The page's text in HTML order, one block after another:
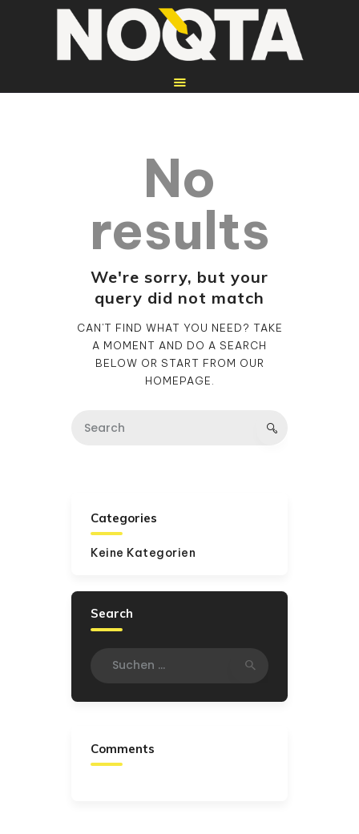
REPARATUREN
WEITERE
DIENSTLEISTUNGEN
WEBSEITEN
ÜBER UNS
KONTAKT
No
results
We're sorry, but your
query did not match
CAN'T FIND WHAT YOU NEED? TAKE
A MOMENT AND DO A SEARCH
BELOW OR START FROM OUR
HOMEPAGE.
Categories
Keine Kategorien
Search
nach:
Comments